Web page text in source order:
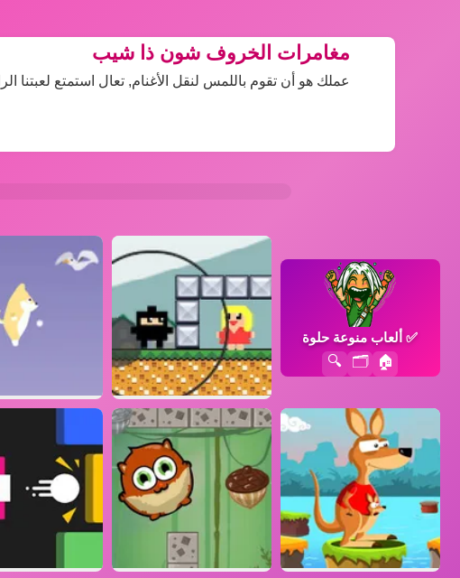
مغامرات الخروف شون ذا شيب
عملك هو أن تقوم باللمس لنقل الأغنام, تعال استمتع لعبتنا
✅ألعاب منوعة حلوة
🏠
🗂️
🔍